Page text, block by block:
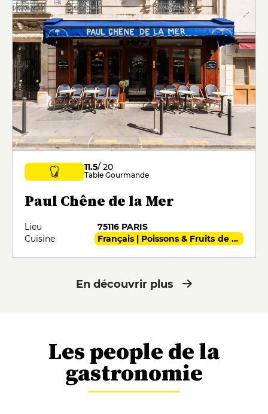
11.5/ 20
Table Gourmande
Paul Chêne de la Mer
Lieu
75116 PARIS
Cuisine
Français | Poissons & Fruits de mer
En découvrir plus
Les people de la
gastronomie